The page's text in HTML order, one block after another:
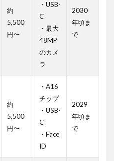
約
5,500
円〜
・USB-
C
・最大
48MP
のカメ
ラ
2030
年頃ま
で
約
5,500
円〜
・A16
チップ
・USB-
C
・Face
ID
2029
年頃ま
で